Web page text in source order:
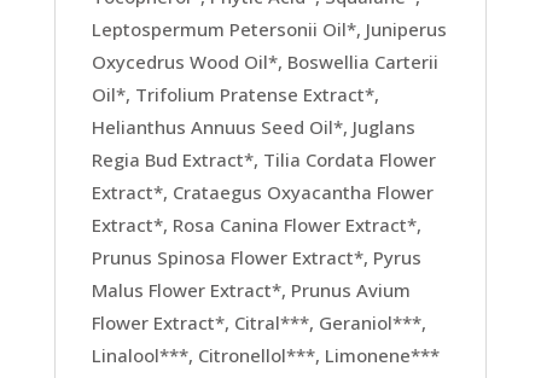
Leptospermum Petersonii Oil*, Juniperus
Oxycedrus Wood Oil*, Boswellia Carterii
Oil*, Trifolium Pratense Extract*,
Helianthus Annuus Seed Oil*, Juglans
Regia Bud Extract*, Tilia Cordata Flower
Extract*, Crataegus Oxyacantha Flower
Extract*, Rosa Canina Flower Extract*,
Prunus Spinosa Flower Extract*, Pyrus
Malus Flower Extract*, Prunus Avium
Flower Extract*, Citral***, Geraniol***,
Linalool***, Citronellol***, Limonene***